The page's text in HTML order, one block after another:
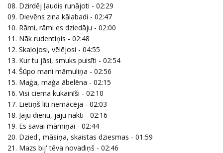
08. Dzirdēj ļaudis runājoti - 02:29
09. Dievēns zina kālabadi - 02:47
10. Rāmi, rāmi es dziedāju - 02:00
11. Nāk rudentiņis - 02:48
12. Skalojosi, vēlējosi - 04:55
13. Kur tu jāsi, smuks puisīti - 02:54
14. Šūpo mani māmuliņa - 02:56
15. Maģa, maģa ābelēna - 02:15
16. Visi ciema kukainīši - 02:10
17. Lietiņš līti nemācēja - 02:03
18. Jāju dienu, jāju nakti - 02:16
19. Es savai māmiņai - 02:44
20. Dzied', māsiņa, skaistas dziesmas - 01:59
21. Mazs bij' tēva novadiņš - 02:46